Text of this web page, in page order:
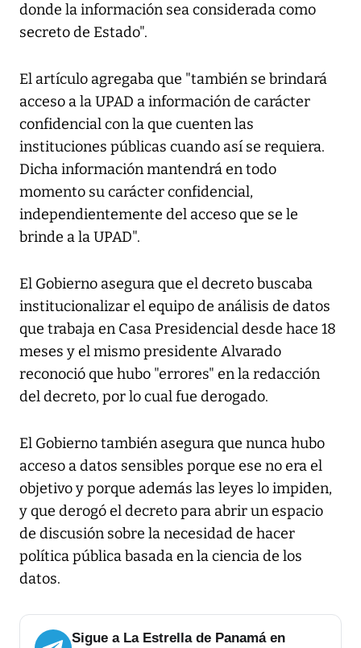
donde la información sea considerada como
secreto de Estado".
El artículo agregaba que "también se brindará
acceso a la UPAD a información de carácter
confidencial con la que cuenten las
instituciones públicas cuando así se requiera.
Dicha información mantendrá en todo
momento su carácter confidencial,
independientemente del acceso que se le
brinde a la UPAD".
El Gobierno asegura que el decreto buscaba
institucionalizar el equipo de análisis de datos
que trabaja en Casa Presidencial desde hace 18
meses y el mismo presidente Alvarado
reconoció que hubo "errores" en la redacción
del decreto, por lo cual fue derogado.
El Gobierno también asegura que nunca hubo
acceso a datos sensibles porque ese no era el
objetivo y porque además las leyes lo impiden,
y que derogó el decreto para abrir un espacio
de discusión sobre la necesidad de hacer
política pública basada en la ciencia de los
datos.
Sigue a La Estrella de Panamá en